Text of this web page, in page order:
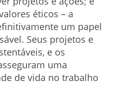
éticos – a
um papel
Seus projetos e
e os
uma
de vida no trabalho